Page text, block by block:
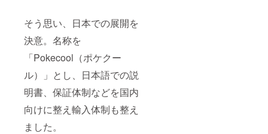
そう思い、日本での展開を
決意。名称を
「Pokecool（ポケクー
ル）」とし、日本語での説
明書、保証体制などを国内
向けに整え輸入体制も整え
ました。